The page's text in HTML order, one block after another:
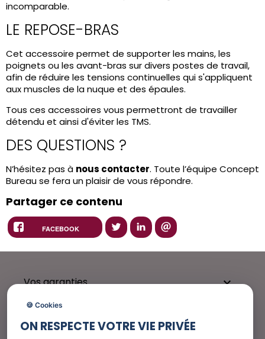
incomparable.
LE REPOSE-BRAS
Cet accessoire permet de supporter les mains, les
poignets ou les avant-bras sur divers postes de travail,
afin de réduire les tensions continuelles qui s'appliquent
aux muscles de la nuque et des épaules.
Tous ces accessoires vous permettront de travailler
détendu et ainsi d'éviter les TMS.
DES QUESTIONS ?
N’hésitez pas à nous contacter. Toute l’équipe Concept
Bureau se fera un plaisir de vous répondre.
Partager ce contenu
FACEBOOK
Vos garanties 
Besoin d'aide ?
🍪 Cookies
ON RESPECTE VOTRE VIE PRIVÉE